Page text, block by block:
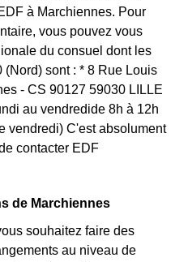
à Marchiennes. Pour
vous pouvez vous
du consuel dont les
sont : * 8 Rue Louis
- CS 90127 59030 LILLE
au vendredide 8h à 12h
vendredi) C'est absolument
contacter EDF
de Marchiennes
souhaitez faire des
au niveau de